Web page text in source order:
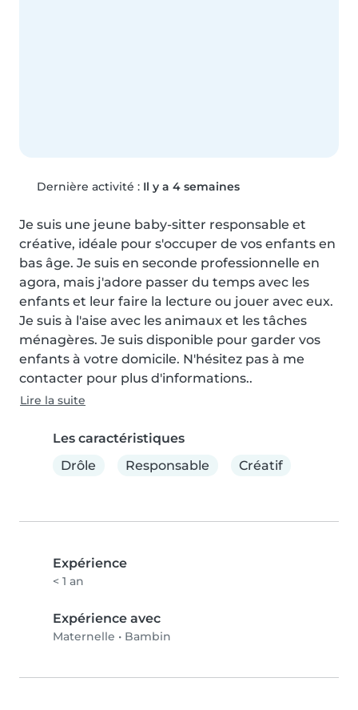
Dernière activité : Il y a 4 semaines
Je suis une jeune baby-sitter responsable et
créative, idéale pour s'occuper de vos enfants en
bas âge. Je suis en seconde professionnelle en
agora, mais j'adore passer du temps avec les
enfants et leur faire la lecture ou jouer avec eux.
Je suis à l'aise avec les animaux et les tâches
ménagères. Je suis disponible pour garder vos
enfants à votre domicile. N'hésitez pas à me
contacter pour plus d'informations..
Lire la suite
Les caractéristiques
Drôle
Responsable Créatif
Expérience
< 1 an
Expérience avec
Maternelle • Bambin